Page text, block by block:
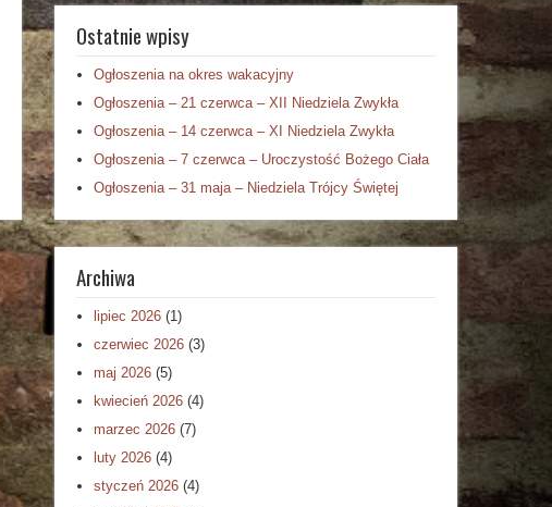
Ostatnie wpisy
Ogłoszenia na okres wakacyjny
Ogłoszenia – 21 czerwca – XII Niedziela Zwykła
Ogłoszenia – 14 czerwca – XI Niedziela Zwykła
Ogłoszenia – 7 czerwca – Uroczystość Bożego Ciała
Ogłoszenia – 31 maja – Niedziela Trójcy Świętej
Archiwa
lipiec 2026 (1)
czerwiec 2026 (3)
maj 2026 (5)
kwiecień 2026 (4)
marzec 2026 (7)
luty 2026 (4)
styczeń 2026 (4)